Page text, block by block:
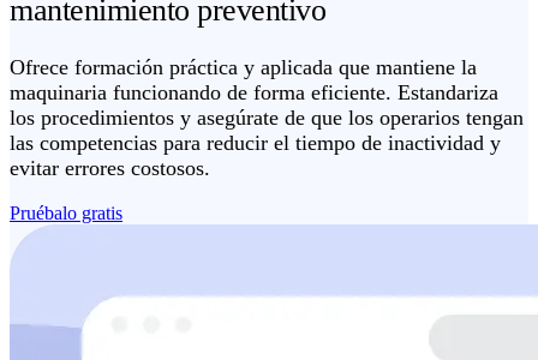
mantenimiento preventivo
Ofrece formación práctica y aplicada que mantiene la
maquinaria funcionando de forma eficiente. Estandariza
los procedimientos y asegúrate de que los operarios tengan
las competencias para reducir el tiempo de inactividad y
evitar errores costosos.
Pruébalo gratis